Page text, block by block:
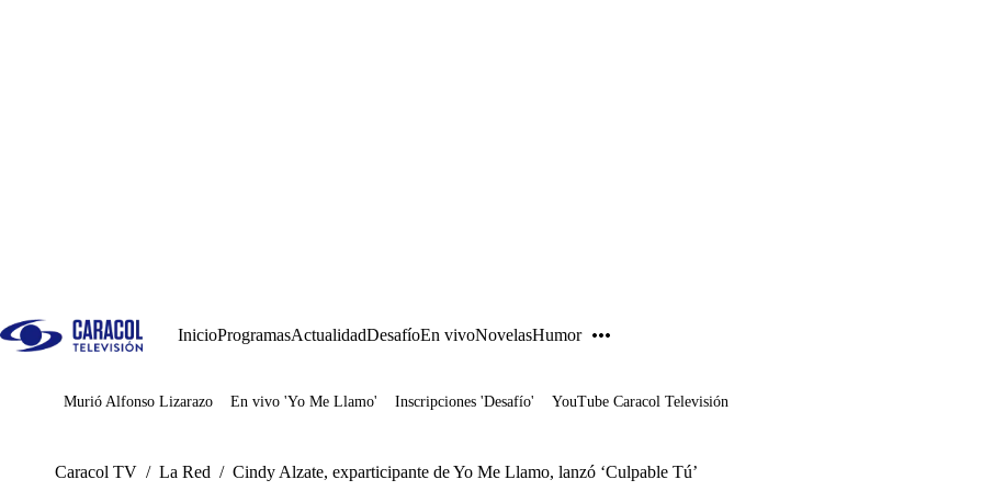
InicioProgramasActualidadDesafíoEn vivoNovelasHumor
Juegos
Murió Alfonso Lizarazo En vivo 'Yo Me Llamo' Inscripciones 'Desafío' YouTube Caracol Televisión
Caracol TV / La Red / Cindy Alzate, exparticipante de Yo Me Llamo, lanzó ‘Culpable Tú’